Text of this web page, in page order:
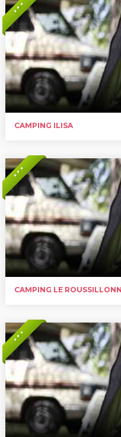
* * *
CAMPING ILISA
* * *
CAMPING LE
* * *